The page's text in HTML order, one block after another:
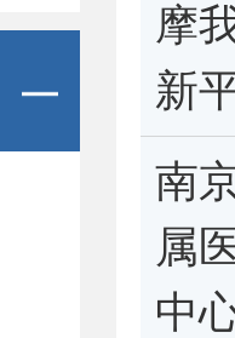
摩
新
南
属
中